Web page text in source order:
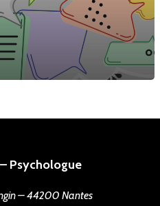
Psychologue
– 44200 Nantes
Entreprises / Clubs
Toutes les prestations
Blog
Contacts et tarifs